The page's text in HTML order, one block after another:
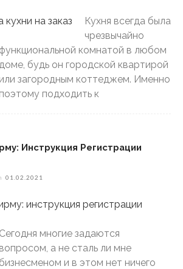
Кухня всегда была
чрезвычайно
функциональной комнатой в любом
доме, будь он городской квартирой
или загородным коттеджем. Именно
поэтому подходить к
Инструкция Регистрации
01.02.2021
Сегодня многие задаются
вопросом, а не сталь ли мне
бизнесменом и в этом нет ничего